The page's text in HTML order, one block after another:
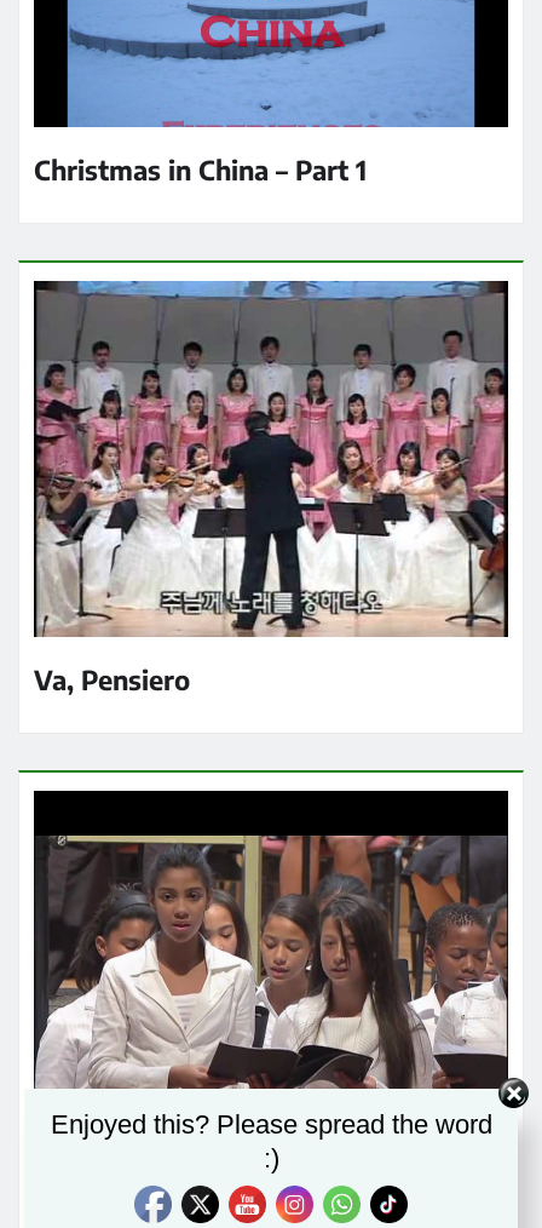
Christmas in China – Part 1
Va, Pensiero
For you I am praying
Enjoyed this? Please spread the word
:)